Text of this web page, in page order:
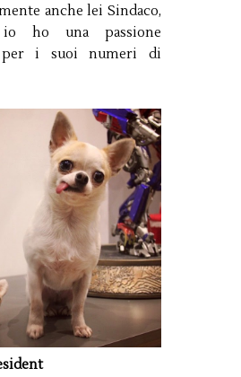
anche lei Sindaco,
ho una passione
per i suoi numeri di